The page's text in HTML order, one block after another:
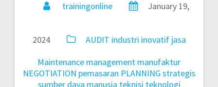
trainingonline January 19,
2024 AUDIT industri inovatif jasa
Maintenance management manufaktur
NEGOTIATION pemasaran PLANNING strategis
sumber daya manusia teknisi teknologi